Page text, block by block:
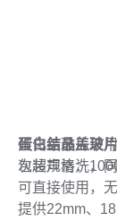
蛋白结晶盖玻片
硅化盖玻片采
次超声清洗，
可直接使用，
提供22mm、
包装规格：